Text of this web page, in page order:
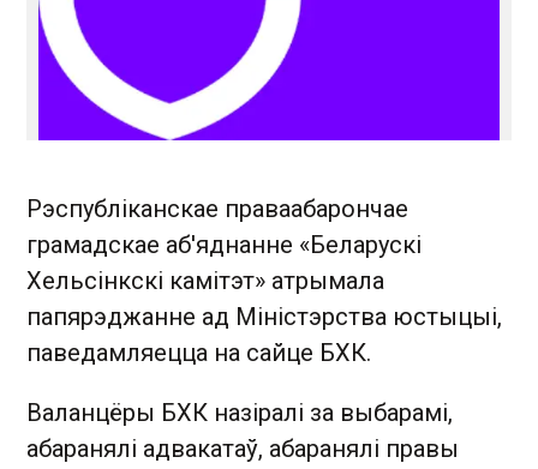
Рэспубліканскае праваабарончае
грамадскае аб'яднанне «Беларускі
Хельсінкскі камітэт» атрымала
папярэджанне ад Міністэрства юстыцыі,
паведамляецца на сайце БХК.
Валанцёры БХК назіралі за выбарамі,
абаранялі адвакатаў, абаранялі правы